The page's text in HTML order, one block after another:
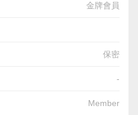
金牌會員
保密
-
Member